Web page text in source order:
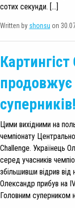
сотих секунди. […]
Written by shonsu on
продовжує
суперників!
Цими вихідними на
чемпіонату
Challenge. Українець
серед учасників
збільшивши відрив
Олександр прибув на
Головним суперником